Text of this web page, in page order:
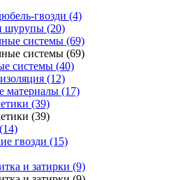
гвозди (4)
шурупы (20)
системы (69)
системы (69)
системы (40)
(12)
материалы (17)
(39)
(39)
гвозди (15)
и затирки (9)